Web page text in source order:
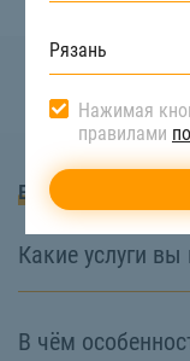
Вопросы и Ответы
Какие услуги вы
В чём
Нажимая
правилами